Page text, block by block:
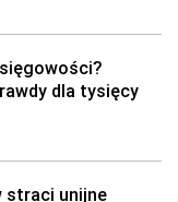
dla tysięcy
straci unijne